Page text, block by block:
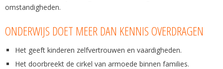
omstandigheden.
ONDERWIJS DOET MEER DAN KENNIS OVERDRAGEN
Het geeft kinderen zelfvertrouwen en vaardigheden.
Het doorbreekt de cirkel van armoede binnen families.